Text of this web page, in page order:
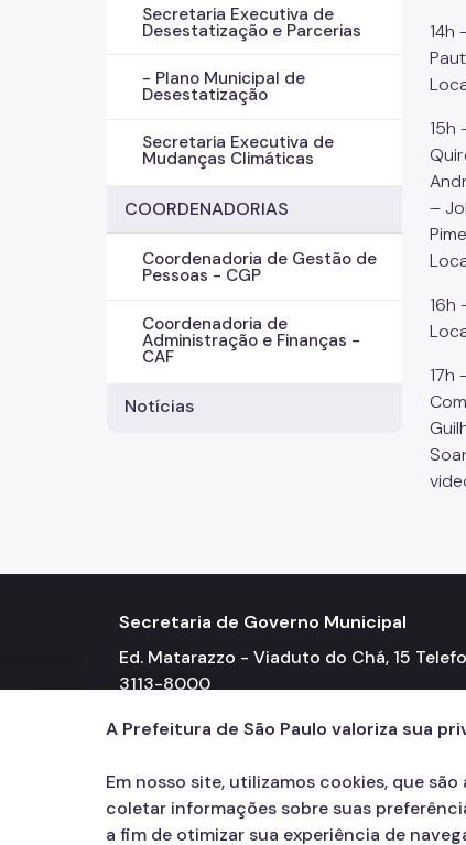
Secretaria Executiva de
Desestatização e Parcerias
- Plano Municipal de
Desestatização
Secretaria Executiva de
Mudanças Climáticas
COORDENADORIAS
Coordenadoria de Gestão de
Pessoas - CGP
Coordenadoria de
Administração e Finanças -
CAF
Notícias
14h
15h
–
16h
17h
Secretaria de Governo Municipal
Ed. Matarazzo - Viaduto do Chá, 15
3113-8000
A Prefeitura de São Paulo valoriza sua
Em nosso site, utilizamos cookies, que
coletar informações sobre suas
a fim de otimizar sua experiência de